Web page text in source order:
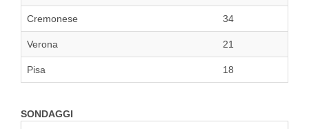
Cremonese 34
Verona 21
Pisa 18
SONDAGGI